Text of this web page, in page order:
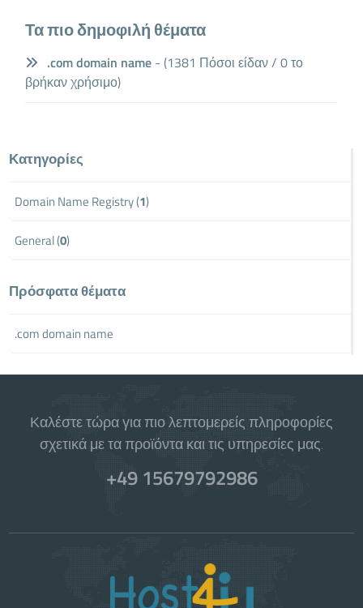
Τα πιο δημοφιλή θέματα
.com domain name - (1381 Πόσοι είδαν / 0 το
βρήκαν χρήσιμο)
Κατηγορίες
Domain Name Registry (1)
General (0)
Πρόσφατα θέματα
.com domain name
Καλέστε τώρα για πιο λεπτομερείς πληροφορίες
σχετικά με τα προϊόντα και τις υπηρεσίες μας.
+49 15679792986